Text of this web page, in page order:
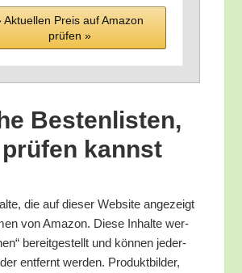
Aktu­el­len Preis auf Ama­zon
prü­fen »
Bes­ten­lis­ten,
kannst
die auf die­ser Web­site ange­zeigt
von Ama­zon. Die­se Inhal­te wer­
bereit­ge­stellt und kön­nen jeder­
ent­fernt wer­den. Pro­dukt­bil­der,